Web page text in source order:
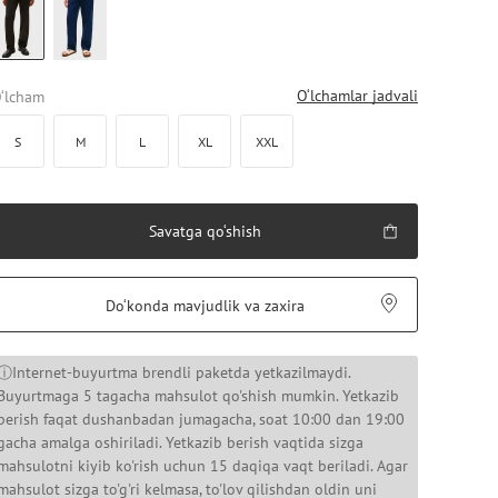
O‘lchamlar jadvali
S M L XL XXL
Savatga qo‘shish
Do‘konda mavjudlik va zaxira
buyurtma brendli paketda yetkazilmaydi.
5 tagacha mahsulot qo'shish mumkin. Yetkazib
faqat dushanbadan jumagacha, soat 10:00 dan 19:00
amalga oshiriladi. Yetkazib berish vaqtida sizga
kiyib ko'rish uchun 15 daqiqa vaqt beriladi. Agar
sizga to'g'ri kelmasa, to'lov qilishdan oldin uni